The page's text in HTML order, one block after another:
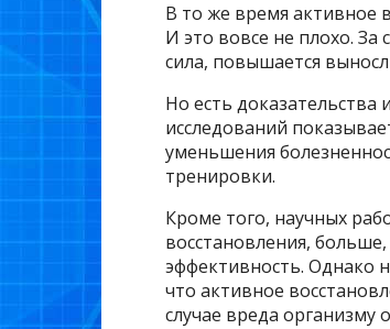
В то же время активное
И это вовсе не плохо.
сила, повышается
Но есть доказательства
исследований
уменьшения
тренировки.
Кроме того, научных
восстановления,
эффективность. Однако
что активное
случае вреда организму